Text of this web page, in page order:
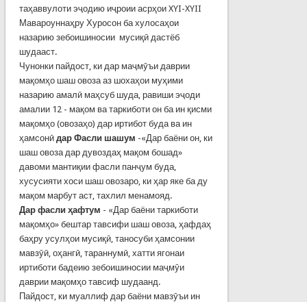
таҳаввулоти эҷодию иҷроии асрҳои XYI-XYII
Мавароуннаҳру Хуросон ба хулосаҳои
назарию зебоишиносии мусиқӣ дастёб
шудааст.
Чунонки пайдост, ки дар маҷмӯъи даврии
мақомҳо шаш овоза аз шохаҳои муҳими
назарию амалӣ маҳсуб шуда, равиши эҷоди
амалии 12 - мақом ва таркиботи он ба ин қисми
мақомҳо (овозаҳо) дар иртибот буда ва ин
ҳамсонӣ дар Фасли шашум -«Дар баёни он, ки
шаш овоза дар дувоздаҳ мақом бошад»
давоми мантиқии фасли панҷум буда,
хусусияти хоси шаш овозаро, ки ҳар яке ба ду
мақом марбут аст, тахлил менамояд.
Дар фасли ҳафтум - «Дар баёни таркиботи
мақомҳо» бештар тавсифи шаш овоза, ҳафдаҳ
баҳру усулҳои мусиқӣ, таносуби ҳамсонии
мавзӯӣ, оҳангӣ, тараннумӣ, хатти ягонаи
иртиботи бадеию зебоишиносии маҷмӯи
даврии мақомҳо тавсиф шудаанд.
Пайдост, ки муаллиф дар баёни мавзӯъи ин